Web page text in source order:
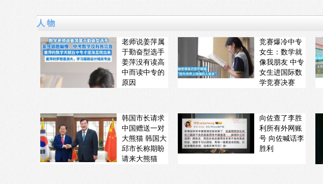
人 物
老师说姜萍属
于勤奋型选手
姜萍没有读高
中而读中专的
原因
竞赛爆冷中专
女生：数学就
像我朋友 中专
女生进国际数
学竞赛决赛
韩国市长请求
中国赠送一对
大熊猫 韩国大
邱市长称期盼
请来大熊猫
向佐查了李胜
利所有外网账
号 向佐喊话李
胜利